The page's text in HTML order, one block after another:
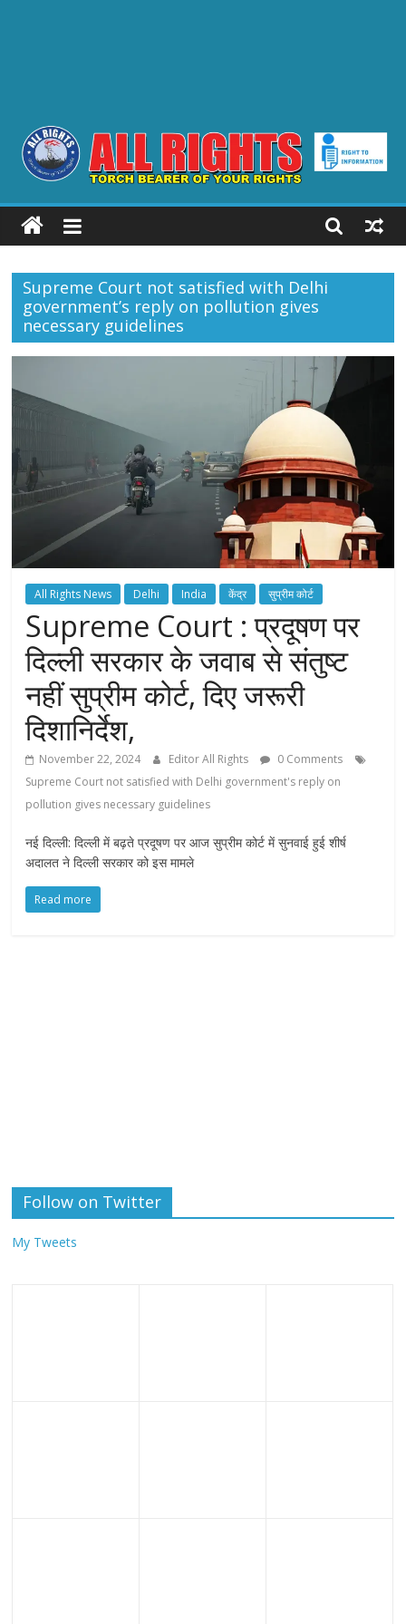
ALL
RIGHTS
Torch
Bearer
of
your
Supreme Court not satisfied with Delhi
government’s reply on pollution gives
necessary guidelines
All Rights News Delhi India केंद्र सुप्रीम कोर्ट
Supreme Court : प्रदूषण पर
दिल्ली सरकार के जवाब से संतुष्ट
नहीं सुप्रीम कोर्ट, दिए जरूरी
दिशानिर्देश,
November 22, 2024 Editor All Rights
0 Comments
Supreme Court not satisfied with Delhi government's reply on
pollution gives necessary guidelines
नई दिल्ली: दिल्ली में बढ़ते प्रदूषण पर आज सुप्रीम कोर्ट में सुनवाई हुई शीर्ष
अदालत ने दिल्ली सरकार को इस मामले
Read more
Follow on Twitter
My Tweets